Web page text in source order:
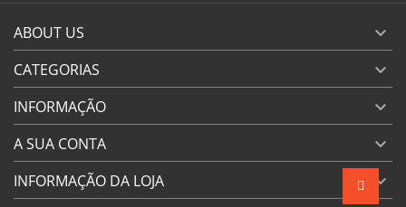
ABOUT US 
CATEGORIAS 
INFORMAÇÃO 
A SUA CONTA 
INFORMAÇÃO DA LOJA 